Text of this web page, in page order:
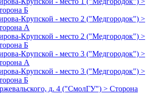
Б
Крупской - место 2 ("Медгородок") >
А
Крупской - место 2 ("Медгородок") >
Б
Крупской - место 3 ("Медгородок") >
А
Крупской - место 3 ("Медгородок") >
Б
д. 4 ("СмолГУ") > Сторона